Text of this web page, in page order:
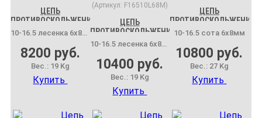
ЦЕПЬ
ПРОТИВОСКОЛЬЖЕНИЯ
8200 руб.
Вес.: 19 Kg
Купить
(Артикул: F16510L68M)
ЦЕПЬ
ПРОТИВОСКОЛЬЖЕНИЯ
УПРОЧНЕННАЯ 10-16.5 лесенка 6x8мм
10400 руб.
Вес.: 19 Kg
Купить
ЦЕПЬ
ПРОТИВОСКОЛЬЖЕНИЯ
10-16.5 сота 6x8мм
10800 руб.
Вес.: 27 Kg
Купить